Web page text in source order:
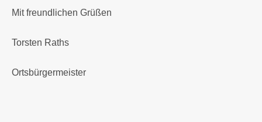
Mit freundlichen Grüßen
Torsten Raths
Ortsbürgermeister